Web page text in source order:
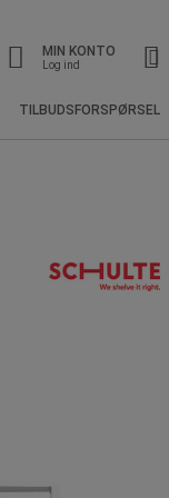
MIN KONTO
Log ind
TILBUDSFORSPØRSEL